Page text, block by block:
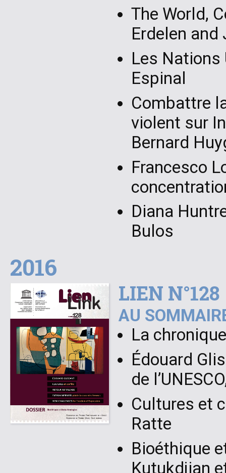
The World,
Erdelen
Les Nations
Espinal
Combattre
violent sur
Bernard
Francesco
Diana
Bulos
2016
LIEN N°128
AU
La
Édouard
de
Cultures et
Ratte
Bioéthique
Kutukdjian